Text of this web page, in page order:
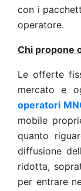
con i
operatore.
Chi propone
Le offerte
mercato e
operatori
mobile
quanto
diffusione
ridotta,
per entrare